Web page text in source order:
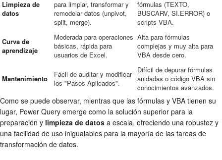
Limpieza de
datos
para limpiar, transformar y
remodelar datos (unpivot,
split, merge).
fórmulas (TEXTO,
BUSCARV, SI.ERROR) o
scripts VBA.
Curva de
aprendizaje
Moderada para operaciones
básicas, rápida para
usuarios de Excel.
Alta para fórmulas
complejas y muy alta para
VBA desde cero.
Mantenimiento
Fácil de auditar y modificar
los "Pasos Aplicados".
Difícil de depurar fórmulas
anidadas o código VBA sin
conocimientos avanzados.
Como se puede observar, mientras que las fórmulas y VBA tienen su
lugar, Power Query emerge como la solución superior para la
preparación y limpieza de datos a escala, ofreciendo una robustez y
una facilidad de uso inigualables para la mayoría de las tareas de
transformación de datos.